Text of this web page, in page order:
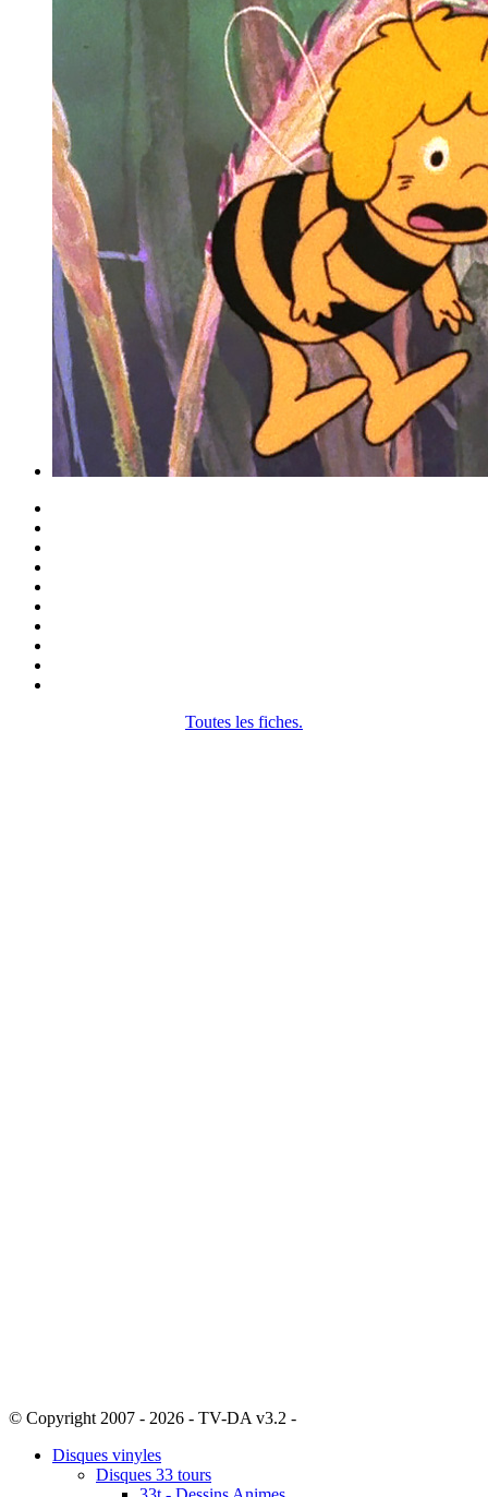
Toutes les fiches.
© Copyright 2007 - 2026 - TV-DA v3.2 -
Disques vinyles
Disques 33 tours